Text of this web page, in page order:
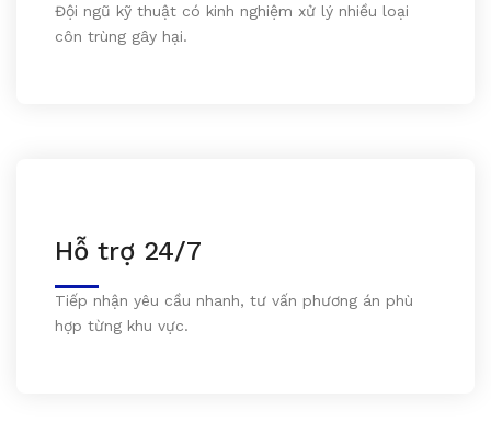
Đội ngũ kỹ thuật có kinh nghiệm xử lý nhiều loại
côn trùng gây hại.
Hỗ trợ 24/7
Tiếp nhận yêu cầu nhanh, tư vấn phương án phù
hợp từng khu vực.